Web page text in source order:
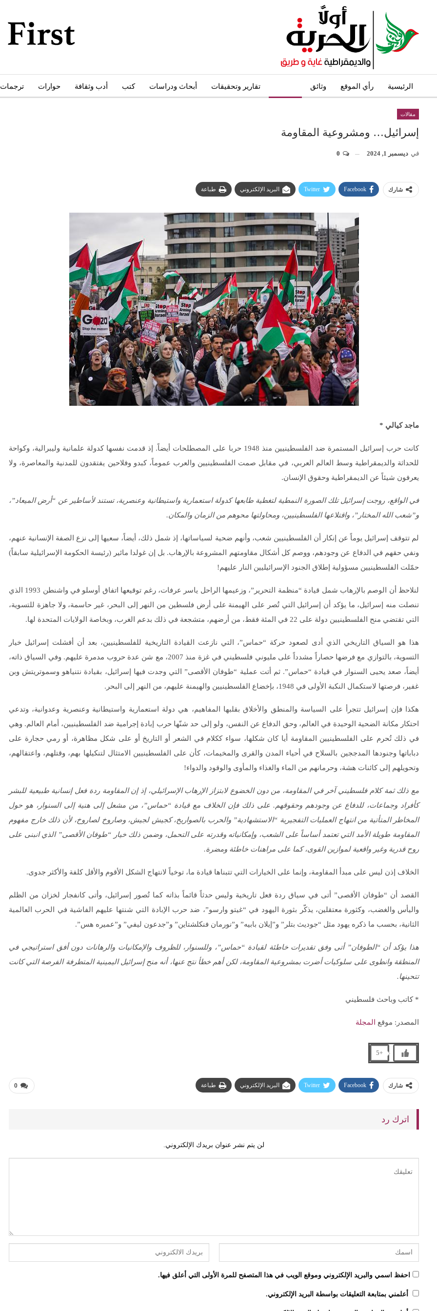
الرئيسية رأي الموقع وثائق تقارير وتحقيقات أبحاث ودراسات كتب أدب وثقافة حوارات ترجمات
مقالات
إسرائيل… ومشروعية المقاومة
في ديسمبر 1, 2024
شارك Facebook
Twitter البريد الإلكتروني طباعة
ماجد كيالي *
كانت حرب إسرائيل المستمرة ضد الفلسطينيين منذ 1948 حربا على المصطلحات أيضاً. إذ قدمت نفسها كدولة علمانية وليبرالية، وكواحة
للحداثة والديمقراطية وسط العالم العربي، في مقابل صمت الفلسطينيين والعرب عموماً، كبدو وفلاحين يفتقدون للمدنية والمعاصرة، ولا
يعرفون شيئاً عن الديمقراطية وحقوق الإنسان.
في الواقع، روجت إسرائيل تلك الصورة النمطية لتغطية طابعها كدولة استعمارية واستيطانية وعنصرية، تستند لأساطير عن “أرض الميعاد”،
و”شعب الله المختار”، واقتلاعها الفلسطينيين، ومحاولتها محوهم من الزمان والمكان.
لم تتوقف إسرائيل يوماً عن إنكار أن الفلسطينيين شعب، وأنهم ضحية لسياساتها، إذ شمل ذلك، أيضاً، سعيها إلى نزع الصفة الإنسانية عنهم،
ونفي حقهم في الدفاع عن وجودهم، ووصم كل أشكال مقاومتهم المشروعة بالإرهاب. بل إن غولدا مائير (رئيسة الحكومة الإسرائيلية سابقاً)
حمّلت الفلسطينيين مسؤولية إطلاق الجنود الإسرائيليين النار عليهم!
لنلاحظ أن الوصم بالإرهاب شمل قيادة “منظمة التحرير”، وزعيمها الراحل ياسر عرفات، رغم توقيعها اتفاق أوسلو في واشنطن 1993 الذي
تنصلت منه إسرائيل، ما يؤكد أن إسرائيل التي تُصر على الهيمنة على أرض فلسطين من النهر إلى البحر، غير حاسمة، ولا جاهزة للتسوية،
التي تقتضي منح الفلسطينيين دولة على 22 في المئة فقط، من أرضهم، متشجعة في ذلك بدعم الغرب، وبخاصة الولايات المتحدة لها.
هذا هو السياق التاريخي الذي أدى لصعود حركة “حماس”، التي نازعت القيادة التاريخية للفلسطينيين، بعد أن أفشلت إسرائيل خيار
التسوية، بالتوازي مع فرضها حصاراً مشدداً على مليوني فلسطيني في غزة منذ 2007، مع شن عدة حروب مدمرة عليهم. وفي السياق ذاته،
أيضاً، صعد يحيى السنوار في قيادة “حماس”. ثم أتت عملية “طوفان الأقصى” التي وجدت فيها إسرائيل، بقيادة نتنياهو وسموتريتش وبن
غفير، فرصتها لاستكمال النكبة الأولى في 1948، بإخضاع الفلسطينيين والهيمنة عليهم، من النهر إلى البحر.
هكذا فإن إسرائيل تتجرأ على السياسة والمنطق والأخلاق بقلبها المفاهيم، هي دولة استعمارية واستيطانية وعنصرية وعدوانية، وتدعي
احتكار مكانة الضحية الوحيدة في العالم، وحق الدفاع عن النفس، ولو إلى حد شنّها حرب إبادة إجرامية ضد الفلسطينيين، أمام العالم. وهي
في ذلك تُحرم على الفلسطينيين المقاومة أيا كان شكلها، سواء ككلام في الشعر أو التاريخ أو على شكل مظاهرة، أو رمي حجارة على
دباباتها وجنودها المدججين بالسلاح في أحياء المدن والقرى والمخيمات، كأن على الفلسطينيين الامتثال لتنكيلها بهم، وقتلهم، واعتقالهم،
وتحويلهم إلى كائنات هشة، وحرمانهم من الماء والغذاء والمأوى والوقود والدواء!
مع ذلك ثمة كلام فلسطيني آخر في المقاومة، من دون الخضوع لابتزاز الإرهاب الإسرائيلي، إذ إن المقاومة ردة فعل إنسانية طبيعية للبشر
كأفراد وجماعات، للدفاع عن وجودهم وحقوقهم. على ذلك فإن الخلاف مع قيادة “حماس”، من مشعل إلى هنية إلى السنوار، هو حول
المخاطر المتأتية من انتهاج العمليات التفجيرية “الاستشهادية” والحرب بالصواريخ، كجيش لجيش، وصاروخ لصاروخ، لأن ذلك خارج مفهوم
المقاومة طويلة الأمد التي تعتمد أساساً على الشعب، وإمكانياته وقدرته على التحمل، وضمن ذلك خيار “طوفان الأقصى” الذي انبنى على
روح قدرية وغير واقعية لموازين القوى، كما على مراهنات خاطئة ومضرة.
الخلاف إذن ليس على مبدأ المقاومة، وإنما على الخيارات التي تتبناها قيادة ما، توخياً لانتهاج الشكل الأقوم والأقل كلفة والأكثر جدوى.
القصد أن “طوفان الأقصى” أتى في سياق ردة فعل تاريخية وليس حدثاً قائماً بذاته كما تُصور إسرائيل، وأتى كانفجار لخزان من الظلم
واليأس والغضب، وكثورة معتقلين، يذكّر بثورة اليهود في “غيتو وارسو”، ضد حرب الإبادة التي شنتها عليهم الفاشية في الحرب العالمية
الثانية، بحسب ما ذكره يهود مثل “جوديث بتلر” و”إيلان بابيه” و”نورمان فنكلشتاين” و”جدعون ليفي” و”عميره هس”.
هذا يؤكد أن “الطوفان” أتى وفق تقديرات خاطئة لقيادة “حماس”، وللسنوار، للظروف والإمكانيات والرهانات دون أفق استراتيجي في
المنطقة وانطوى على سلوكيات أضرت بمشروعية المقاومة، لكن أهم خطأ نتج عنها، أنه منح إسرائيل اليمينية المتطرفة الفرصة التي كانت
تتحينها.
* كاتب وباحث فلسطيني
المصدر: موقع المجلة
+5
0 شارك Facebook
Twitter البريد الإلكتروني طباعة
اترك رد
لن يتم نشر عنوان بريدك الإلكتروني.
احفظ اسمي والبريد الإلكتروني وموقع الويب في هذا المتصفح للمرة الأولى التي أعلق فيها.
أعلمني بمتابعة التعليقات بواسطة البريد الإلكتروني.
نحو استراتيجيّة للمعارضة السوريّة بشأن التحديات الصّهيونيّة
نوفمبر 27, 2024
قمة الرياض: أقوال تنتظر أفعالاً
نوفمبر 27, 2024
تعيينات ترامب: أنت لا تجني من الشوك العنب!
نوفمبر 27, 2024
ابن بطوطة عند تخوم سيبيريا!
نوفمبر 27, 2024